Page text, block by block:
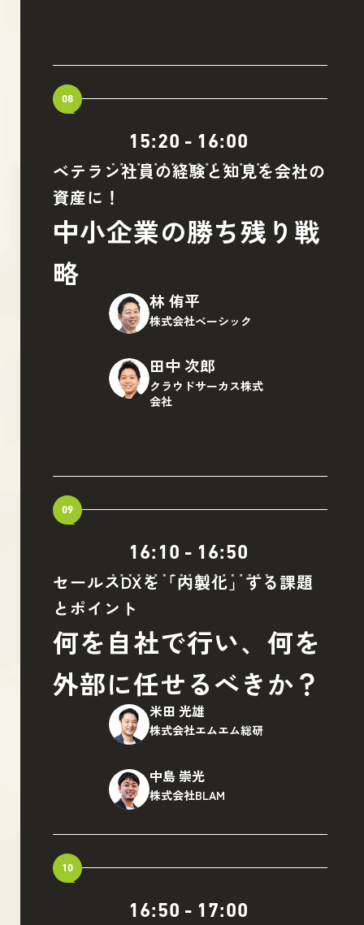
15:20 - 16:00
08
ベテラン社員の経験と知見を会社の
資産に！
中小企業の勝ち残り戦
略
林 侑平
株式会社ベーシック
田中 次郎
クラウドサーカス株式
会社
16:10 - 16:50
09
セールスDXを「内製化」する課題
とポイント
何を自社で行い、何を
外部に任せるべきか？
米田 光雄
株式会社エムエム総研
中島 崇光
株式会社BLAM
16:50 - 17:00
10